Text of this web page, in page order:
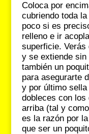
Coloca por
cubriendo toda
poco si es
relleno e ir
superficie. Verás
y se extiende sin
también un
para asegurarte
y por último sella
dobleces con los
arriba (tal y
es la razón por
que ser un